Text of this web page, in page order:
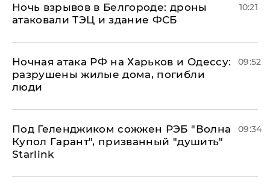
​Ночь взрывов в Белгороде: дроны
атаковали ТЭЦ и здание ФСБ
10:21
​Ночная атака РФ на Харьков и Одессу:
разрушены жилые дома, погибли
люди
09:52
Под Геленджиком сожжен РЭБ "Волна
Купол Гарант", призванный "душить"
Starlink
09:34